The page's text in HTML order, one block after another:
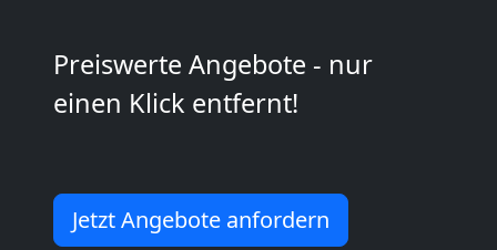
Preiswerte Angebote - nur
einen Klick entfernt!
Jetzt Angebote anfordern
Wolfsberg